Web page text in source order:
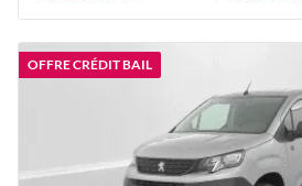
OFFRE CRÉDIT BAIL